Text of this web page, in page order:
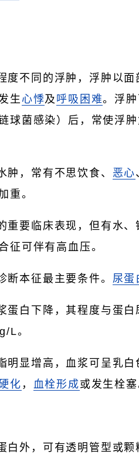
不同的浮肿，浮肿以面
生 心悸及 呼吸困难。浮
球菌感染）后，常使浮
，常有不思饮食、 恶心
重。
要临床表现，但有水、
征可伴有高血压。
本征最主要条件。 尿蛋
白下降，其程度与蛋白
L。
显增高，血浆可呈乳
化 ， 血栓形成或发生栓塞
外，可有透明管型或颗